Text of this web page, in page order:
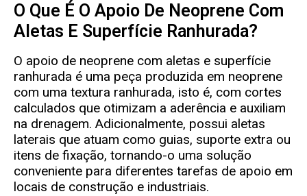
O Que É O Apoio De Neoprene Com
Aletas E Superfície Ranhurada?
O apoio de neoprene com aletas e superfície
ranhurada é uma peça produzida em neoprene
com uma textura ranhurada, isto é, com cortes
calculados que otimizam a aderência e auxiliam
na drenagem. Adicionalmente, possui aletas
laterais que atuam como guias, suporte extra ou
itens de fixação, tornando-o uma solução
conveniente para diferentes tarefas de apoio em
locais de construção e industriais.